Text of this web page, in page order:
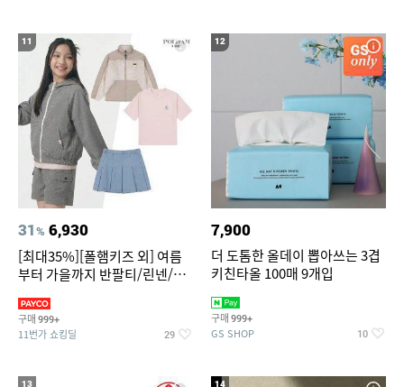
11
31% 6,930
[최대35%][폴햄키즈 외] 여름
부터 가을까지 반팔티/린넨/맨
구매 999+
11번가 쇼킹딜 29
12
7,900
더 도톰한 올데이 뽑아쓰는 3겹
키친타올 100매 9개입
구매 999+
GS SHOP 10
13 14